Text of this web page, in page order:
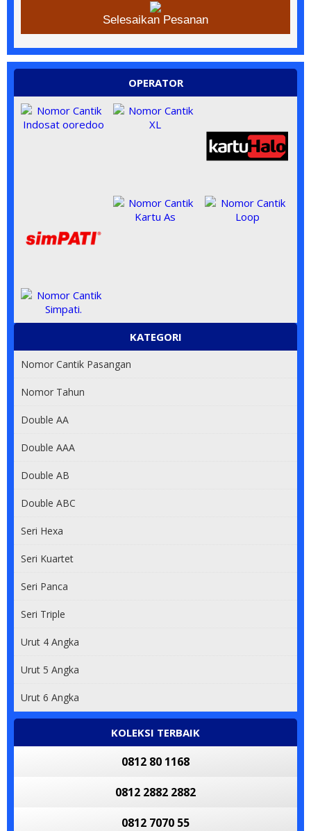
OPERATOR
KATEGORI
Nomor Cantik Pasangan
Nomor Tahun
Double AA
Double AAA
Double AB
Double ABC
Seri Hexa
Seri Kuartet
Seri Panca
Seri Triple
Urut 4 Angka
Urut 5 Angka
Urut 6 Angka
KOLEKSI TERBAIK
0812 80 1168
0812 2882 2882
0812 7070 55
Selesaikan Pesanan